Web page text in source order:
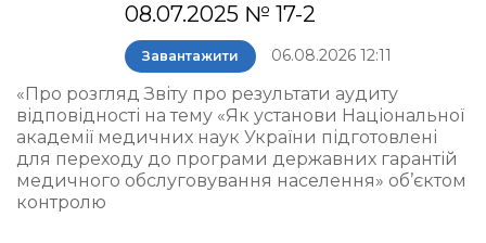
08.07.2025 № 17-2
Завантажити 06.08.2026 12:11
«Про розгляд Звіту про результати аудиту
відповідності на тему «Як установи Національної
академії медичних наук України підготовлені
для переходу до програми державних гарантій
медичного обслуговування населення» об’єктом
контролю